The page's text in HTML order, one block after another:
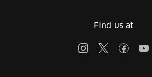
Find us at